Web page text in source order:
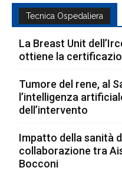
Tecnica Ospedaliera
La Breast Unit
ottiene la
Tumore del rene, al
l’intelligenza
dell’intervento
Impatto della sanità
collaborazione tra
Bocconi